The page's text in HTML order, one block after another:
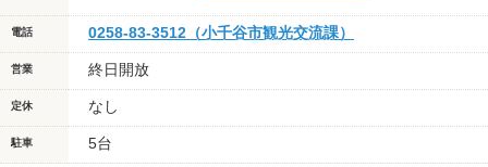
電話 0258-83-3512（小千谷市観光交流課）
営業 終日開放
定休 なし
駐車 5台